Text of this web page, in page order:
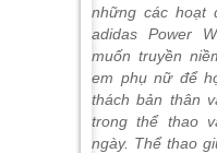
những các hoạt
adidas Power
muốn truyền
em phụ nữ để
thách bản thân
trong thể thao
ngày. Thể thao